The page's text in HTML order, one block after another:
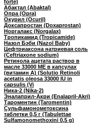
forte)
Абактал (Abaktal)
Опра (Opra)
Окурил (Ocuril)
Доксапростан (Doxaprostan)
Норгалакс (Norgalax)
Тропикамид (Tropicamide)
Назол Бэби (Nazol Baby)
Цефтриаксона натриевая соль
(Ceftriaxone sodium)
Ретинола ацетата раствор в
масле 33000 МЕ в капсулах
(витамин А) (Solutio Retinoli
acetatis oleosa 33000 IU in
capsulis (Vi
Ника-2 (Nika-2)
Эналаприл-Акри (Enalapril-Akri)
Тароментин (Taromentin)
Сульфамонометоксина
таблетки 0,5 г (Tabulettae
Sulfamonomethoxini 0,5 g)